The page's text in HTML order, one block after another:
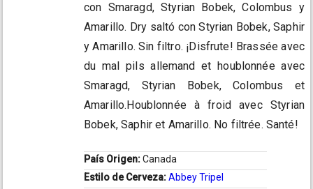
con Smaragd, Styrian Bobek, Colombus y
Amarillo. Dry saltó con Styrian Bobek, Saphir
y Amarillo. Sin filtro. ¡Disfrute! Brassée avec
du mal pils allemand et houblonnée avec
Smaragd, Styrian Bobek, Colombus et
Amarillo.Houblonnée à froid avec Styrian
Bobek, Saphir et Amarillo. No filtrée. Santé!
País Origen:Canada
Estilo de Cerveza:Abbey Tripel